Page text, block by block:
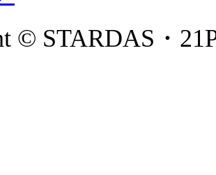
© STARDAS・